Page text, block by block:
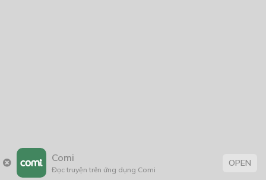
Comi
Đọc truyện trên ứng dụng Comi
OPEN